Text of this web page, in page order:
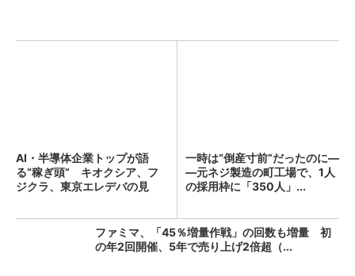
AI・半導体企業トップが語
る“稼ぎ頭” キオクシア、フ
ジクラ、東京エレデバの見
一時は“倒産寸前”だったのに―
―元ネジ製造の町工場で、1人
の採用枠に「350人」...
ファミマ、「45％増量作戦」の回数も増量 初
の年2回開催、5年で売り上げ2倍超（...